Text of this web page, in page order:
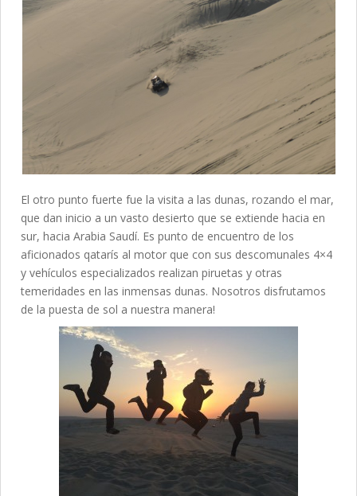
El otro punto fuerte fue la visita a las dunas, rozando el mar,
que dan inicio a un vasto desierto que se extiende hacia en
sur, hacia Arabia Saudí. Es punto de encuentro de los
aficionados qatarís al motor que con sus descomunales 4×4
y vehículos especializados realizan piruetas y otras
temeridades en las inmensas dunas. Nosotros disfrutamos
de la puesta de sol a nuestra manera!